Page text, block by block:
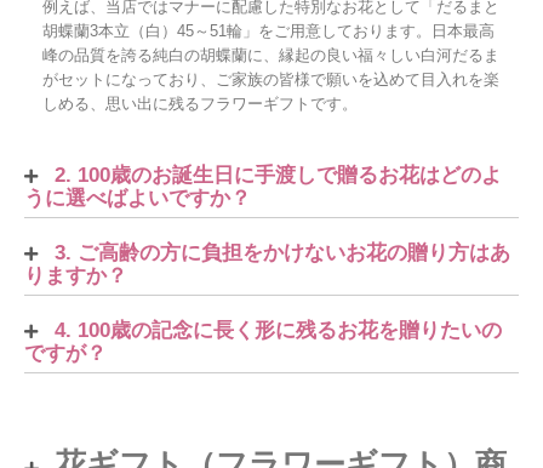
例えば、当店ではマナーに配慮した特別なお花として「だるまと
胡蝶蘭3本立（白）45～51輪」をご用意しております。日本最高
峰の品質を誇る純白の胡蝶蘭に、縁起の良い福々しい白河だるま
がセットになっており、ご家族の皆様で願いを込めて目入れを楽
しめる、思い出に残るフラワーギフトです。
2. 100歳のお誕生日に手渡しで贈るお花はどのよ
うに選べばよいですか？
3. ご高齢の方に負担をかけないお花の贈り方はあ
りますか？
4. 100歳の記念に長く形に残るお花を贈りたいの
ですが？